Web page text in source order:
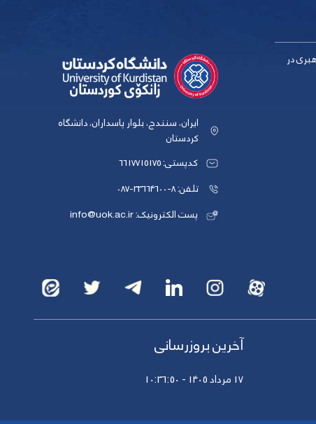
در
ایران، سنندج، بلوار پاسداران، دانشگاه
کردستان
کدپستی: 6617715175
تلفن: 8-33664600-087
پست الکترونیک: info@uok.ac.ir
آخرین بروزرسانی
17 مرداد 1405 - 10:36:50